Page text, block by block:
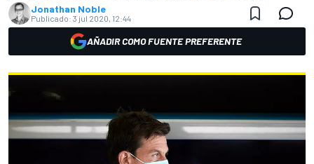
Jonathan Noble
Publicado: 3 jul 2020, 12:44
AÑADIR COMO FUENTE PREFERENTE